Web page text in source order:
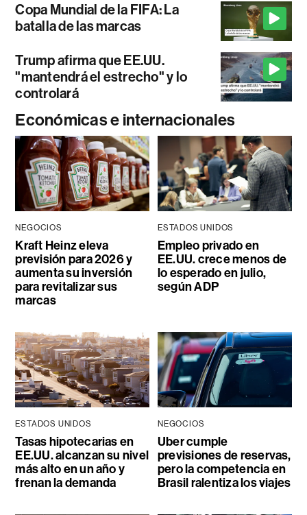
Copa Mundial de la FIFA: La
batalla de las marcas
Trump afirma que EE.UU.
"mantendrá el estrecho" y lo
controlará
Económicas e internacionales
NEGOCIOS
Kraft Heinz eleva
previsión para 2026 y
aumenta su inversión
para revitalizar sus
marcas
ESTADOS UNIDOS
Empleo privado en
EE.UU. crece menos de
lo esperado en julio,
según ADP
ESTADOS UNIDOS
Tasas hipotecarias en
EE.UU. alcanzan su nivel
más alto en un año y
frenan la demanda
NEGOCIOS
Uber cumple
previsiones de reservas,
pero la competencia en
Brasil ralentiza los viajes